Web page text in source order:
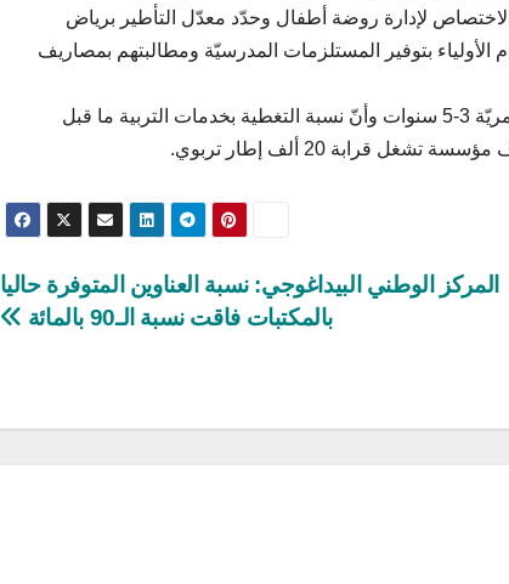
لإدارة روضة أطفال وحدّد معدّل التأطير برياض
الأولياء بتوفير المستلزمات المدرسيّة ومطالبتهم بمصاريف
يذكر أن تونس تعدّ حاليّا ما يزيد عن 578 ألف طفل من الشريحة العمريّة 3-5 سنوات وأنّ نسبة التغطية بخدمات التربية ما قبل
المركز الوطني البيداغوجي: نسبة العناوين المتوفرة حاليا
بالمكتبات فاقت نسبة الـ90 بالمائة